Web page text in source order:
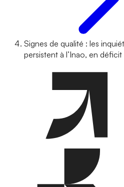
Signes de qualité : les
persistent à l’Inao, en